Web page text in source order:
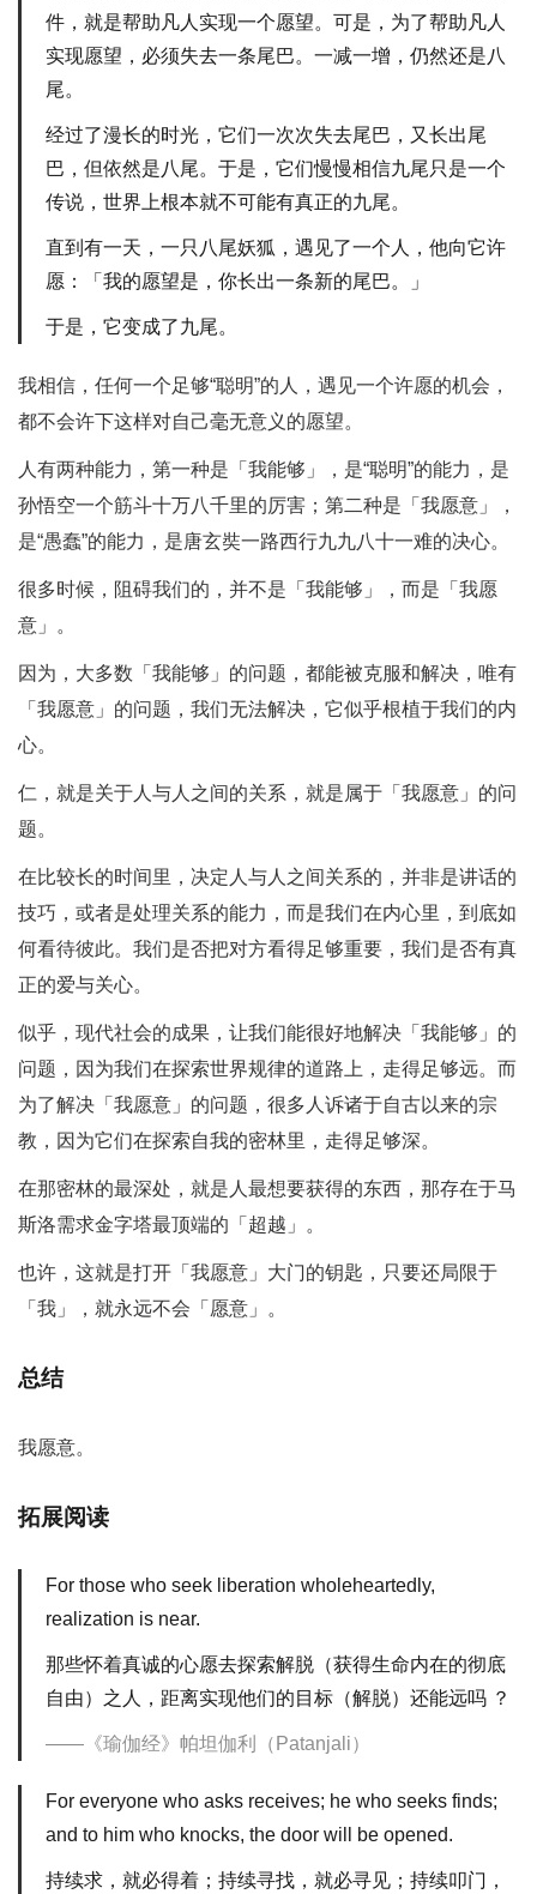
件，就是帮助凡人实现一个愿望。可是，为了帮助凡人
实现愿望，必须失去一条尾巴。一减一增，仍然还是八
尾。
经过了漫长的时光，它们一次次失去尾巴，又长出尾
巴，但依然是八尾。于是，它们慢慢相信九尾只是一个
传说，世界上根本就不可能有真正的九尾。
直到有一天，一只八尾妖狐，遇见了一个人，他向它许
愿：「我的愿望是，你长出一条新的尾巴。」
于是，它变成了九尾。
我相信，任何一个足够“聪明”的人，遇见一个许愿的机会，
都不会许下这样对自己毫无意义的愿望。
人有两种能力，第一种是「我能够」，是“聪明”的能力，是
孙悟空一个筋斗十万八千里的厉害；第二种是「我愿意」，
是“愚蠢”的能力，是唐玄奘一路西行九九八十一难的决心。
很多时候，阻碍我们的，并不是「我能够」，而是「我愿
意」。
因为，大多数「我能够」的问题，都能被克服和解决，唯有
「我愿意」的问题，我们无法解决，它似乎根植于我们的内
心。
仁，就是关于人与人之间的关系，就是属于「我愿意」的问
题。
在比较长的时间里，决定人与人之间关系的，并非是讲话的
技巧，或者是处理关系的能力，而是我们在内心里，到底如
何看待彼此。我们是否把对方看得足够重要，我们是否有真
正的爱与关心。
似乎，现代社会的成果，让我们能很好地解决「我能够」的
问题，因为我们在探索世界规律的道路上，走得足够远。而
为了解决「我愿意」的问题，很多人诉诸于自古以来的宗
教，因为它们在探索自我的密林里，走得足够深。
在那密林的最深处，就是人最想要获得的东西，那存在于马
斯洛需求金字塔最顶端的「超越」。
也许，这就是打开「我愿意」大门的钥匙，只要还局限于
「我」，就永远不会「愿意」。
总结
我愿意。
拓展阅读
For those who seek liberation wholeheartedly,
realization is near.
那些怀着真诚的心愿去探索解脱（获得生命内在的彻底
自由）之人，距离实现他们的目标（解脱）还能远吗 ？
《瑜伽经》帕坦伽利（Patanjali）
For everyone who asks receives; he who seeks finds;
and to him who knocks, the door will be opened.
持续求，就必得着；持续寻找，就必寻见；持续叩门，